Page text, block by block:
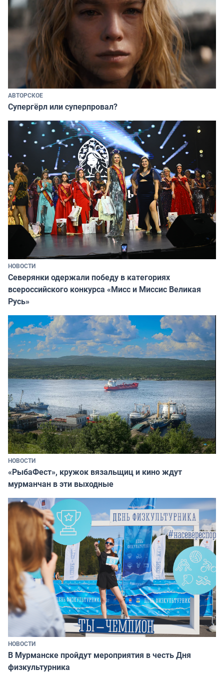
АВТОРСКОЕ
Супергёрл или суперпровал?
НОВОСТИ
Северянки одержали победу в категориях
всероссийского конкурса «Мисс и Миссис Великая
Русь»
НОВОСТИ
«РыбаФест», кружок вязальщиц и кино ждут
мурманчан в эти выходные
НОВОСТИ
В Мурманске пройдут мероприятия в честь Дня
физкультурника